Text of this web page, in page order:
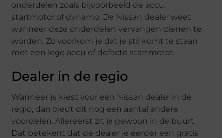
onderdelen zoals bijvoorbeeld de accu,
startmotor of dynamo. De Nissan dealer weet
wanneer deze onderdelen vervangen dienen te
worden. Zo voorkom je dat je stil komt te staan
met een lege accu of defecte startmotor.
Dealer in de regio
Wanneer je kiest voor een Nissan dealer in de
regio, dan biedt dit nog een aantal andere
voordelen. Allereerst zit je gewoon in de buurt.
Dat betekent dat de dealer je eerder een gratis